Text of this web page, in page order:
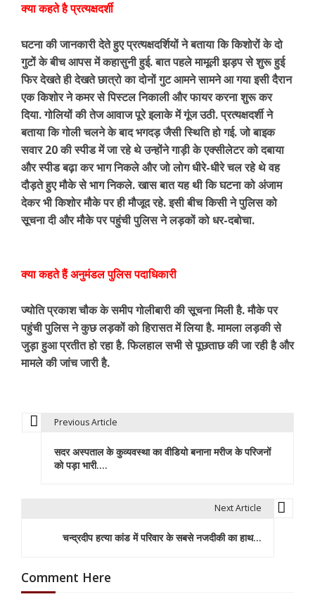
क्या कहते है प्रत्यक्षदर्शी
घटना की जानकारी देते हुए प्रत्यक्षदर्शियों ने बताया कि किशोरों के दो
गुटों के बीच आपस में कहासुनी हुई. बात पहले मामूली झड़प से शुरू हुई
फिर देखते ही देखते छात्रो का दोनों गुट आमने सामने आ गया इसी दैरान
एक किशोर ने कमर से पिस्टल निकाली और फायर करना शुरू कर
दिया. गोलियों की तेज आवाज पूरे इलाके में गूंज उठी. प्रत्यक्षदर्शी ने
बताया कि गोली चलने के बाद भगदड़ जैसी स्थिति हो गई. जो बाइक
सवार 20 की स्पीड में जा रहे थे उन्होंने गाड़ी के एक्सीलेटर को दबाया
और स्पीड बढ़ा कर भाग निकले और जो लोग धीरे-धीरे चल रहे थे वह
दौड़ते हुए मौके से भाग निकले. खास बात यह थी कि घटना को अंजाम
देकर भी किशोर मौके पर ही मौजूद रहे. इसी बीच किसी ने पुलिस को
सूचना दी और मौके पर पहुंची पुलिस ने लड़कों को धर-दबोचा.
क्या कहते हैं अनुमंडल पुलिस पदाधिकारी
ज्योति प्रकाश चौक के समीप गोलीबारी की सूचना मिली है. मौके पर
पहुंची पुलिस ने कुछ लड़कों को हिरासत में लिया है. मामला लड़की से
जुड़ा हुआ प्रतीत हो रहा है. फिलहाल सभी से पूछताछ की जा रही है और
मामले की जांच जारी है.
v
Previous Article
सदर अस्पताल के कुव्यवस्था का वीडियो बनाना मरीज के परिजनों
को पड़ा भारी….
Next Article
चन्द्रदीप हत्या कांड में परिवार के सबसे नजदीकी का हाथ…
Comment Here